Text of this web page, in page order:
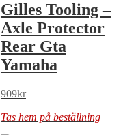
Gilles Tooling –
Axle Protector
Rear Gta
Yamaha
909kr
Tas hem på beställning